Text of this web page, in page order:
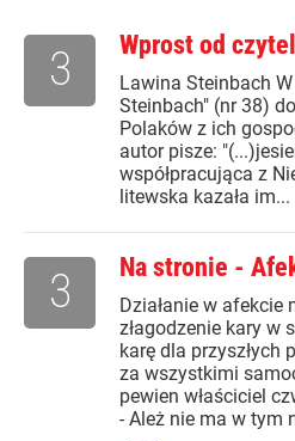
Wprost od
Lawina Steinbach
Steinbach" (nr 38)
Polaków z ich
autor pisze:
współpracująca z
litewska kazała im...
3
Na stronie -
Działanie w afekcie
złagodzenie kary w
karę dla przyszłych
za wszystkimi
pewien właściciel
- Ależ nie ma w tym
3